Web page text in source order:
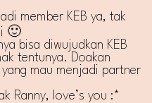
member KEB ya, tak
🙂
bisa diwujudkan KEB
tentunya. Doakan
mau menjadi partner
Ranny, love’s you :*